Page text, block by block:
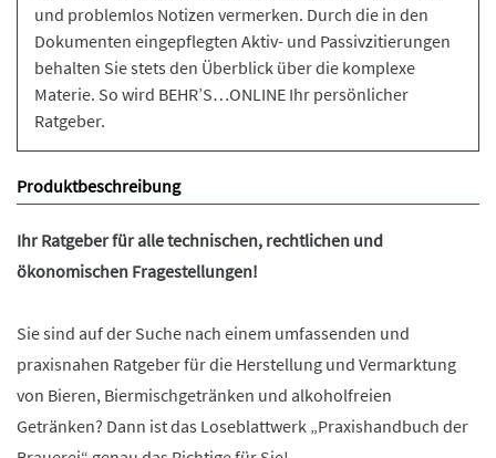
und problemlos Notizen vermerken. Durch die in den
Dokumenten eingepflegten Aktiv- und Passivzitierungen
behalten Sie stets den Überblick über die komplexe
Materie. So wird BEHR’S…ONLINE Ihr persönlicher
Ratgeber.
Produktbeschreibung
Ihr Ratgeber für alle technischen, rechtlichen und
ökonomischen Fragestellungen!
Sie sind auf der Suche nach einem umfassenden und
praxisnahen Ratgeber für die Herstellung und Vermarktung
von Bieren, Biermischgetränken und alkoholfreien
Getränken? Dann ist das Loseblattwerk „Praxishandbuch der